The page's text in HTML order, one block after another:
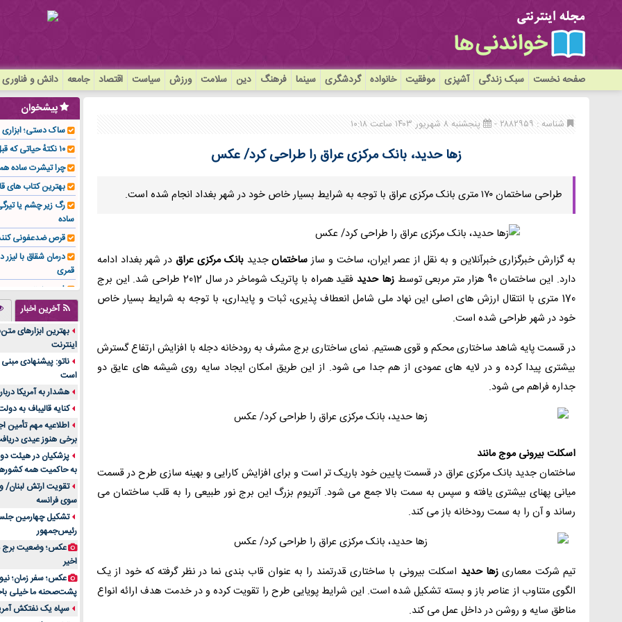
صفحه نخست سبک زندگی آشپزی موفقیت خانواده گردشگری سینما فرهنگ دین سلامت ورزش سیاست اقتصاد جامعه دانش و فناوری
شناسه : ۲۸۸۲۹۵۹ - پنجشنبه ۸ شهریور ۱۴۰۳ ساعت ۱۰:۱۸
زها حدید، بانک مرکزی عراق را طراحی کرد/ عکس
طراحی ساختمان ۱۷۰ متری بانک مرکزی عراق با توجه به شرایط بسیار خاص خود در شهر بغداد انجام شده است.
به گزارش خبرگزاری خبرآنلاین و به نقل از عصر ایران، ساخت و سازساختمانجدیدبانک مرکزی عراق در شهر بغداد ادامه
دارد. این ساختمان 90 هزار متر مربعی توسط
زها حدید
فقید همراه با پاتریک شوماخر در سال 2012 طراحی شد. این برج
170 متری با انتقال ارزش های اصلی این نهاد ملی شامل انعطاف پذیری، ثبات و پایداری، با توجه به شرایط بسیار خاص
خود در شهر طراحی شده است.
در قسمت پایه شاهد ساختاری محکم و قوی هستیم. نمای ساختاری برج مشرف به رودخانه دجله با افزایش ارتفاع گسترش
بیشتری پیدا کرده و در لایه های عمودی از هم جدا می شود. از این طریق امکان ایجاد سایه روی شیشه های عایق دو
جداره فراهم می شود.
اسکلت بیرونی موج مانند
ساختمان جدید بانک مرکزی عراق در قسمت پایین خود باریک تر است و برای افزایش کارایی و بهینه سازی طرح در قسمت
میانی پهنای بیشتری یافته و سپس به سمت بالا جمع می شود. آتریوم بزرگ این برج نور طبیعی را به قلب ساختمان می
رساند و آن را به سمت رودخانه باز می کند.
تیم شرکت معماریزها حدید اسکلت بیرونی با ساختاری قدرتمند را به عنوان قاب بندی نما در نظر گرفته که خود از یک
الگوی متناوب از عناصر باز و بسته تشکیل شده است. این شرایط پویایی طرح را تقویت کرده و در خدمت هدف ارائه انواع
مناطق سایه و روشن در داخل عمل می کند.
پیشخوان
ساک دستی؛ ابزاری
۱۰ نکتهٔ حیاتی که قبل از کاشت ایمپلنت باید بدانید!
چرا تیشرت ساده
بهترین کتاب های
رگ زیر چشم یا
ساده
قرص ضدعفونی
درمان شقاق با لیزر
قمری
فوم صنعتی چیست و
تولیدکننده تهیه کرد؟
جنس هر کدام از
متریال برای شما
تولید لیوان
بازار ایران
درد زانو بعد از
انتخاب باشد
آینده موسیقی
بهترین راه
است؟
مقایسه قالب
خرید سمعک
تصمیم‌گیری
خرید و فروش
ایرانیان
اهمیت انتخاب
پرونده‌های حساس و
۷ تاثیرات کامپیوتر در حوزه علوم زندگی و کاربردی
لیفتراک صفر؛
آخرین اخبار
بهترین ابزارهای
اینترنت
ناتو: پیشنهادی
است
هشدار به آمریکا
کنایه قالیباف به
اطلاعیه مهم تأمین
برخی هنوز عیدی
پزشکیان در هیئت
به حاکمیت همه
تقویت ارتش لبنان/
سوی فرانسه
تشکیل چهارمین
رئیس‌جمهور
عکس؛ وضعیت برج
اخیر
پشت‌صحنه ما خیلی
سپاه یک نفتکش